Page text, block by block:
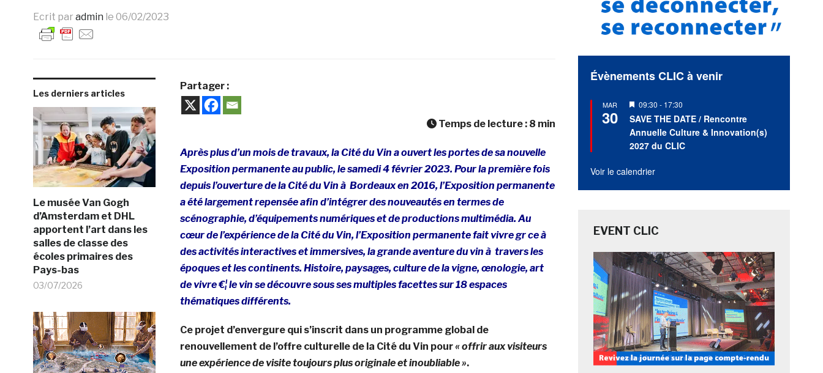
Ecrit par admin le 06/02/2023
Les derniers articles
Le musée Van Gogh
d’Amsterdam et DHL
apportent l’art dans les
salles de classe des
écoles primaires des
Pays-bas
03/07/2026
Partager :
Temps de lecture : 8 min
Après plus d’un mois de travaux, la Cité du Vin a ouvert les portes de sa nouvelle
Exposition permanente au public, le samedi 4 février 2023. Pour la première fois
depuis l’ouverture de la Cité du Vin à Bordeaux en 2016, l’Exposition permanente
a été largement repensée afin d’intégrer des nouveautés en termes de
scénographie, d’équipements numériques et de productions multimédia. Au
cœur de l’expérience de la Cité du Vin, l’Exposition permanente fait vivre gr ce à
des activités interactives et immersives, la grande aventure du vin à travers les
époques et les continents. Histoire, paysages, culture de la vigne, œnologie, art
de vivre €¦ le vin se découvre sous ses multiples facettes sur 18 espaces
thématiques différents.
Ce projet d’envergure qui s’inscrit dans un programme global de
renouvellement de l’offre culturelle de la Cité du Vin pour« offrir aux visiteurs
une expérience de visite toujours plus originale et inoubliable ».
Évènements CLIC à venir
MAR
30
Mis
en
avant
09:30 - 17:30
SAVE THE DATE / Rencontre
Annuelle Culture & Innovation(s)
2027 du CLIC
Voir le calendrier
EVENT CLIC